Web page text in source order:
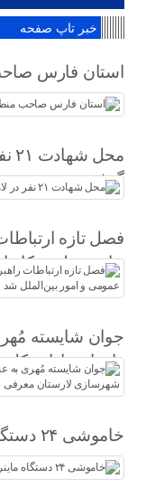
خبر تاپ صفحه
استان فارس
گرفت
فصل تازه
حاجی‌دولو
شد
جوان شایسته
راهداری اداره
شد
خاموشی ۲۴ دستگاه ماینر فاقد مجوز در لامرد